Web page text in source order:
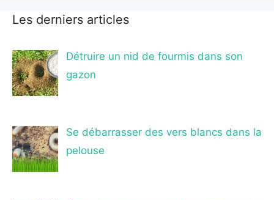
Les derniers articles
Détruire un nid de fourmis dans son
gazon
Se débarrasser des vers blancs dans la
pelouse